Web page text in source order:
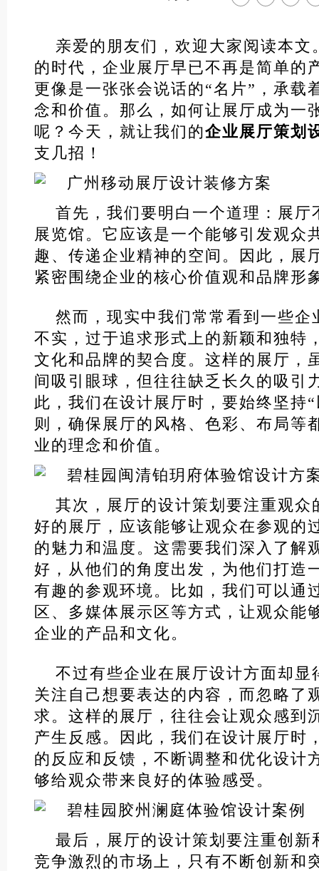
亲爱的朋友们，欢迎大家阅读本文
的时代，企业展厅早已不再是简单的
更像是一张张会说话的“名片”，承载
念和价值。那么，如何让展厅成为一
呢？今天，就让我们的企业展厅策划
支几招！
首先，我们要明白一个道理：展厅
展览馆。它应该是一个能够引发观众
趣、传递企业精神的空间。因此，展
紧密围绕企业的核心价值观和品牌形
然而，现实中我们常常看到一些企
不实，过于追求形式上的新颖和独特
文化和品牌的契合度。这样的展厅，
间吸引眼球，但往往缺乏长久的吸引
此，我们在设计展厅时，要始终坚持
则，确保展厅的风格、色彩、布局等
业的理念和价值。
其次，展厅的设计策划要注重观众
好的展厅，应该能够让观众在参观的
的魅力和温度。这需要我们深入了解
好，从他们的角度出发，为他们打造
有趣的参观环境。比如，我们可以通
区、多媒体展示区等方式，让观众能
企业的产品和文化。
不过有些企业在展厅设计方面却显
关注自己想要表达的内容，而忽略了
求。这样的展厅，往往会让观众感到
产生反感。因此，我们在设计展厅时
的反应和反馈，不断调整和优化设计
够给观众带来良好的体验感受。
最后，展厅的设计策划要注重创新
竞争激烈的市场上，只有不断创新和